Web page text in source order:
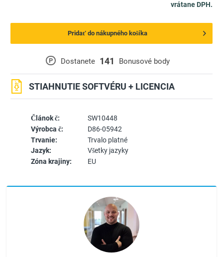
Článok č:
SW10448
Výrobca č:
D86-05942
Trvanie:
Trvalo platné
Jazyk:
Všetky jazyky
Zóna krajiny:
EU
P Dostanete 141 Bonusové body
STIAHNUTIE SOFTVÉRU + LICENCIA
vrátane DPH.
Pridať do nákupného košíka